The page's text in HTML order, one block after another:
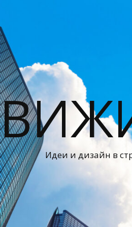
Идеи и дизайн в